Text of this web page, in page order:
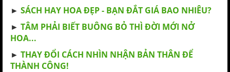
► SÁCH HAY HOA ĐẸP - BẠN ĐẮT GIÁ BAO NHIÊU?
► TÂM PHẢI BIẾT BUÔNG BỎ THÌ ĐỜI MỚI NỞ
HOA...
► THAY ĐỔI CÁCH NHÌN NHẬN BẢN THÂN ĐỂ
THÀNH CÔNG!